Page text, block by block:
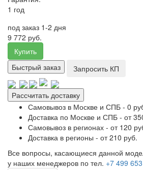
1 год
под заказ 1-2 дня
9 772 руб.
Купить
Быстрый заказ
Запросить КП
Рассчитать доставку
Самовывоз в Москве и СПБ - 0
Доставка по Москве и СПБ - от
Самовывоз в регионах - от 120
Доставка в регионы - от 210 руб.
Все вопросы, касающиеся данной
у наших менеджеров по тел. +7 499